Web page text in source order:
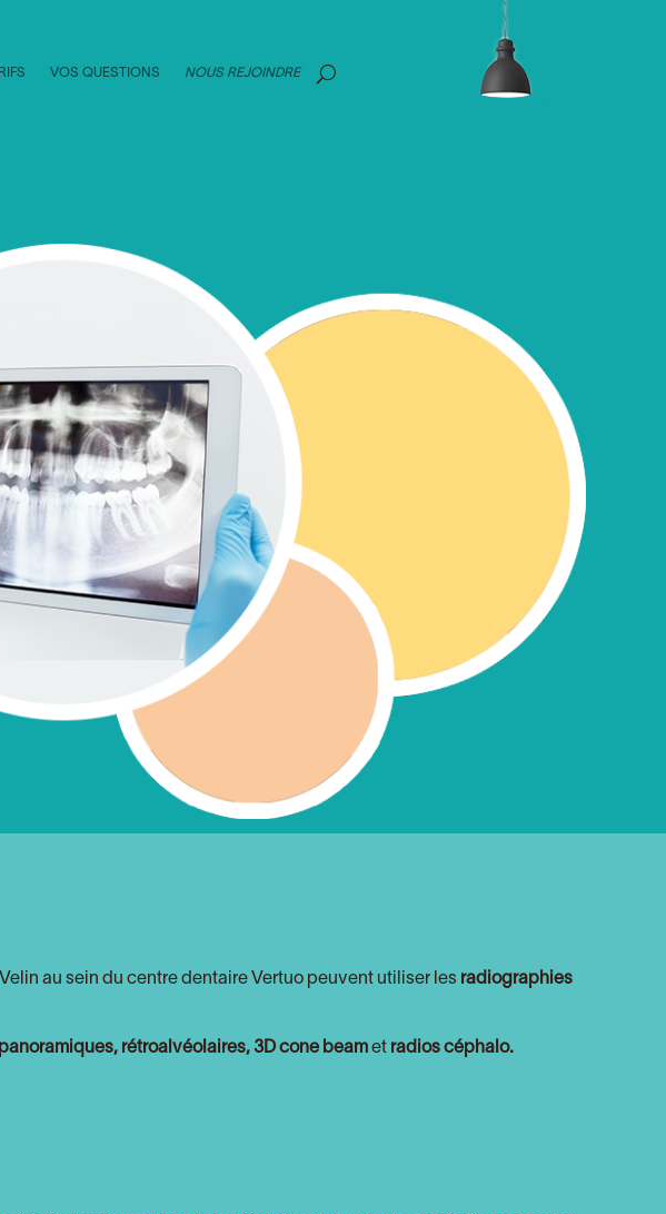
VOS QUESTIONS NOUS REJOINDRE
au sein du centre dentaire Vertuo peuvent utiliser les radiographies
rétroalvéolaires, 3D cone beam et radios céphalo.